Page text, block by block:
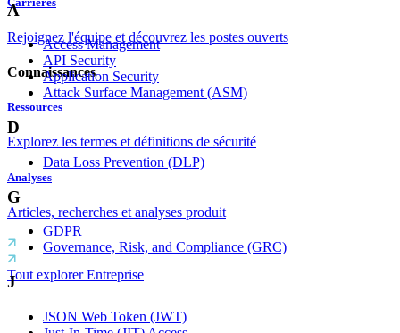
Rejoignez l'équipe et découvrez les postes ouverts
Connaissances
Ressources
Explorez les termes et définitions de sécurité
Analyses
Articles, recherches et analyses produit
Tout explorer Entreprise
A
Access Management
API Security
Application Security
Attack Surface Management (ASM)
D
Data Loss Prevention (DLP)
G
GDPR
Governance, Risk, and Compliance (GRC)
J
JSON Web Token (JWT)